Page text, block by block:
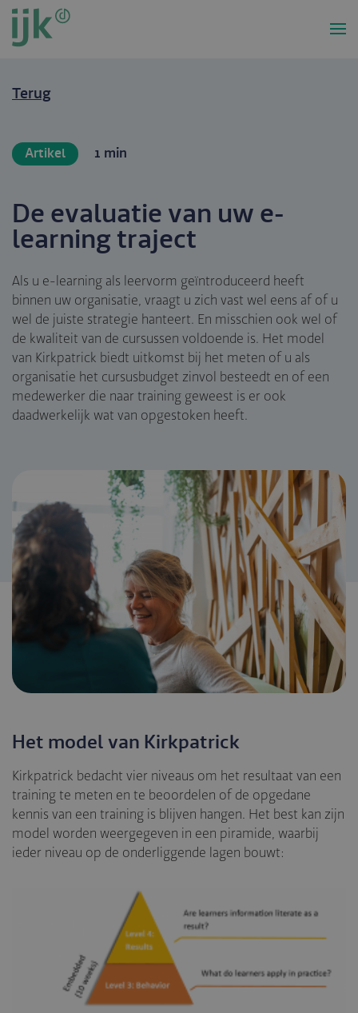
Overslaan
naar
inhoud
Terug
Artikel 1 min
De evaluatie van uw e-
learning traject
Als u e-learning als leervorm geïntroduceerd heeft
binnen uw organisatie, vraagt u zich vast wel eens af of u
wel de juiste strategie hanteert. En misschien ook wel of
de kwaliteit van de cursussen voldoende is. Het model
van Kirkpatrick biedt uitkomst bij het meten of u als
organisatie het cursusbudget zinvol besteedt en of een
medewerker die naar training geweest is er ook
daadwerkelijk wat van opgestoken heeft.
Het model van Kirkpatrick
Kirkpatrick bedacht vier niveaus om het resultaat van een
training te meten en te beoordelen of de opgedane
kennis van een training is blijven hangen. Het best kan zijn
model worden weergegeven in een piramide, waarbij
ieder niveau op de onderliggende lagen bouwt: